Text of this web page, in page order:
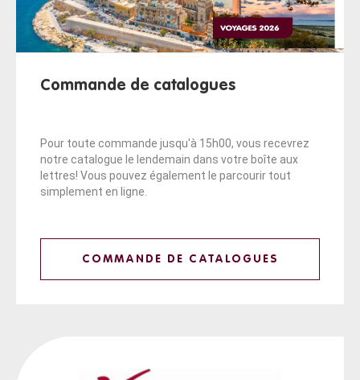
Commande de catalogues
Pour toute commande jusqu'à 15h00, vous recevrez
notre catalogue le lendemain dans votre boîte aux
lettres! Vous pouvez également le parcourir tout
simplement en ligne.
COMMANDE DE CATALOGUES